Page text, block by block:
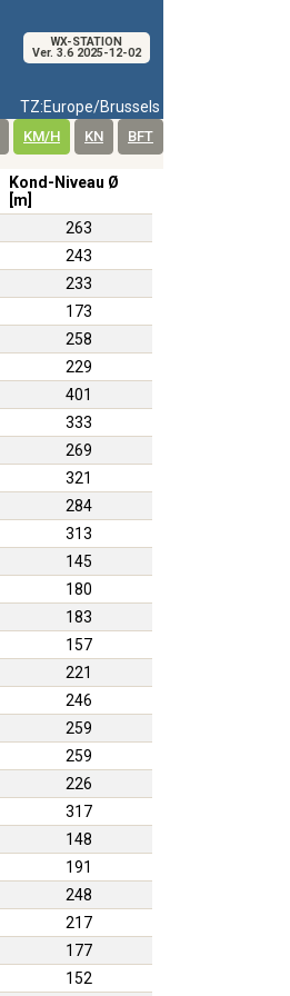
WX-STATION
Ver. 3.6 2025-12-02
TZ:Europe/Brussels
KM/H KN BFT
Kond-Niveau Ø
[m]
263
243
233
173
258
229
401
333
269
321
284
313
145
180
183
157
221
246
259
259
226
317
148
191
248
217
177
152